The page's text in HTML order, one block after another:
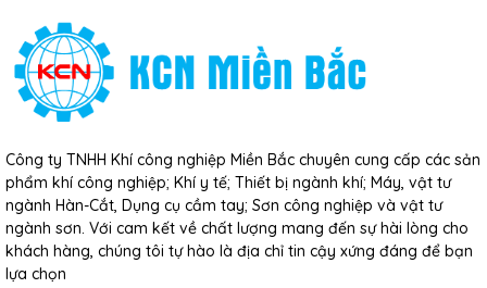
Công ty TNHH Khí công nghiệp Miền Bắc chuyên cung cấp các sản
phẩm khí công nghiệp; Khí y tế; Thiết bị ngành khí; Máy, vật tư
ngành Hàn-Cắt, Dụng cụ cầm tay; Sơn công nghiệp và vật tư
ngành sơn. Với cam kết về chất lượng mang đến sự hài lòng cho
khách hàng, chúng tôi tự hào là địa chỉ tin cậy xứng đáng để bạn
lựa chọn